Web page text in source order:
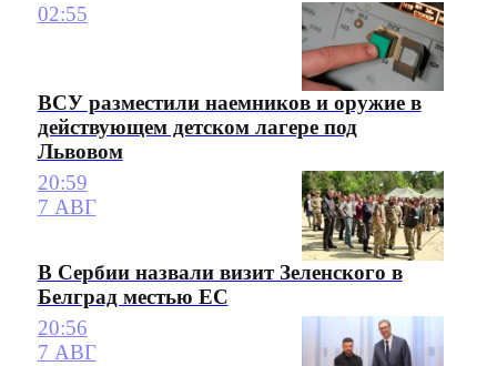
02:55
ВСУ разместили наемников и оружие в
действующем детском лагере под
Львовом
20:59
7 АВГ
В Сербии назвали визит Зеленского в
Белград местью ЕС
20:56
7 АВГ